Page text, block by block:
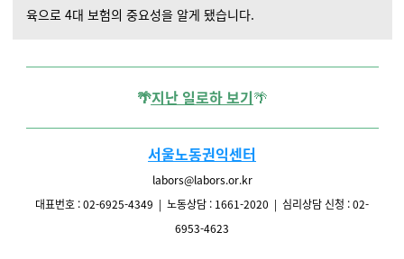
육으로 4대 보험의 중요성을 알게 됐습니다.
🌴지난 일로하 보기🌴
서울노동권익센터
labors@labors.or.kr
대표번호 : 02-6925-4349 | 노동상담 : 1661-2020 | 심리상담 신청 : 02-
6953-4623